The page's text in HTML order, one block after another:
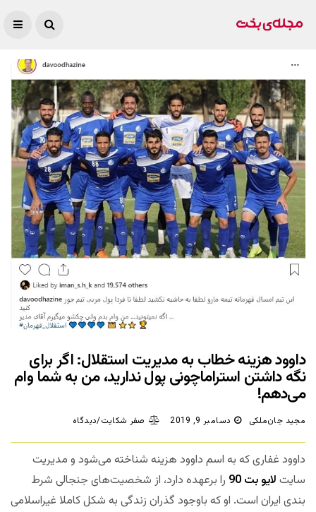
داوود هزینه خطاب به مدیریت استقلال: اگر برای
نگه داشتن استراماچونی پول ندارید، من به شما وام
می‌دهم!
مجید جان‌ملکی دسامبر 9, 2019 صفر شکایت/دیدگاه
داوود غفاری که به اسم داوود هزینه شناخته می‌شود و مدیریت
سایت لایو بت 90
را برعهده دارد، از شخصیت‌های جنجالی شرط
بندی ایران است. او که باوجود گذران زندگی به شکل کاملا غیراسلامی